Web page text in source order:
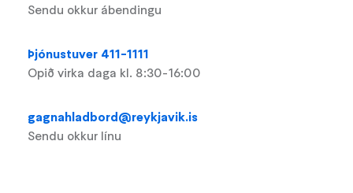
Sendu okkur ábendingu
Þjónustuver 411-1111
Opið virka daga kl. 8:30-16:00
gagnahladbord@reykjavik.is
Sendu okkur línu